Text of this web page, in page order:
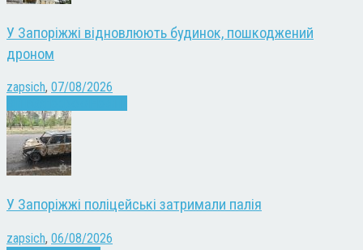
У Запоріжжі відновлюють будинок, пошкоджений
дроном
zapsich, 07/08/2026
У Запоріжжі поліцейські затримали палія
zapsich, 06/08/2026